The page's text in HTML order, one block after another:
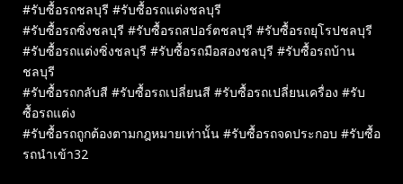
#รับซื้อรถชลบุรี #รับซื้อรถแต่งชลบุรี
#รับซื้อรถซิ่งชลบุรี #รับซื้อรถสปอร์ตชลบุรี #รับซื้อรถยุโรปชลบุรี
#รับซื้อรถแต่งซิ่งชลบุรี #รับซื้อรถมือสองชลบุรี #รับซื้อรถบ้าน
ชลบุรี
#รับซื้อรถกลับสี #รับซื้อรถเปลี่ยนสี #รับซื้อรถเปลี่ยนเครื่อง #รับ
ซื้อรถแต่ง
#รับซื้อรถถูกต้องตามกฎหมายเท่านั้น #รับซื้อรถจดประกอบ #รับซื้อ
รถนำเข้า32